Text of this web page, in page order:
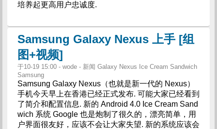
培养起更高用户忠诚度.
Samsung Galaxy Nexus 上手 [组
图+视频]
于10-19 15:00 - wode - 新闻 Galaxy Nexus Ice Cream Sandwich
Samsung
Samsung Galaxy Nexus（也就是新一代的 Nexus）
手机今天早上在香港已经正式发布. 可能大家已经看到
了简介和配置信息. 新的 Android 4.0 Ice Cream Sand
wich 系统 Google 也是炮制了很久的，漂亮简单，用
户界面很友好，应该不会让大家失望. 新的系统应该会